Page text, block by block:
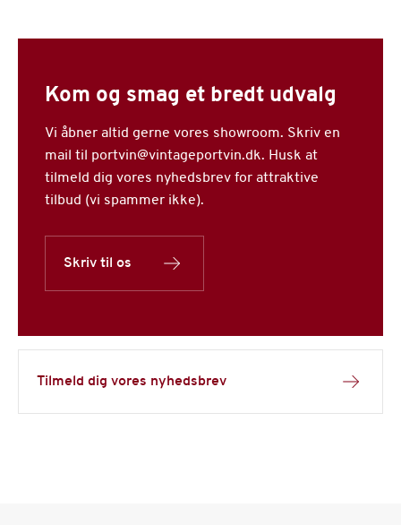
Tilmeld dig vores nyhedsbrev
Kom og smag et bredt udvalg
Vi åbner altid gerne vores showroom. Skriv en
mail til portvin@vintageportvin.dk. Husk at
tilmeld dig vores nyhedsbrev for attraktive
tilbud (vi spammer ikke).
Skriv til os